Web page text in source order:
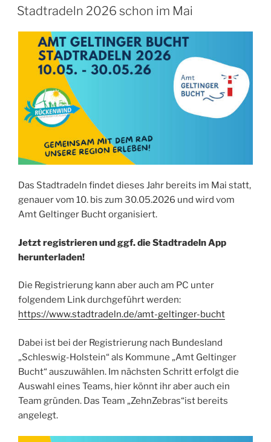
AM
Stadtradeln 2026 schon im Mai
Das Stadtradeln findet dieses Jahr bereits im Mai statt,
genauer vom 10. bis zum 30.05.2026 und wird vom
Amt Geltinger Bucht organisiert.
Jetzt registrieren und ggf. die Stadtradeln App
herunterladen!
Die Registrierung kann aber auch am PC unter
folgendem Link durchgeführt werden:
https://www.stadtradeln.de/amt-geltinger-bucht
Dabei ist bei der Registrierung nach Bundesland
„Schleswig-Holstein“ als Kommune „Amt Geltinger
Bucht“ auszuwählen. Im nächsten Schritt erfolgt die
Auswahl eines Teams, hier könnt ihr aber auch ein
Team gründen. Das Team „ZehnZebras“ist bereits
angelegt.